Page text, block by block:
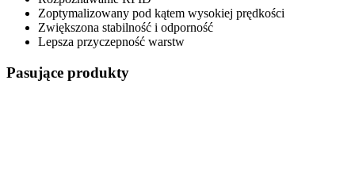
Zoptymalizowany pod kątem wysokiej prędkości
Zwiększona stabilność i odporność
Lepsza przyczepność warstw
Pasujące produkty